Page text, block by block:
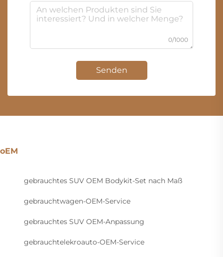
0/1000
Senden
oEM
gebrauchtes SUV OEM Bodykit-Set nach Maß
gebrauchtwagen-OEM-Service
gebrauchtes SUV OEM-Anpassung
gebrauchtelekroauto-OEM-Service